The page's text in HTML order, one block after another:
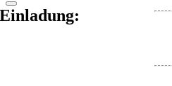
Einladung: